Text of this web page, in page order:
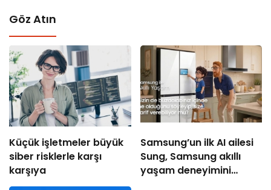
Göz Atın
Küçük işletmeler büyük
siber risklerle karşı
karşıya
Samsung’un ilk AI ailesi
Sung, Samsung akıllı
yaşam deneyimini